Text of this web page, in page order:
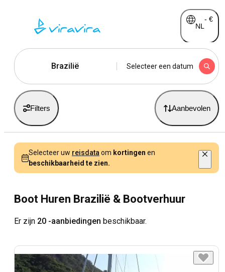
NL
- €
Brazilië Selecteer een datum
Filters Aanbevolen
Selecteer uw reisdata om kortingen en
beschikbaarheid te zien.
Boot Huren Brazilië & Bootverhuur
Er zijn 20 -aanbiedingen beschikbaar.